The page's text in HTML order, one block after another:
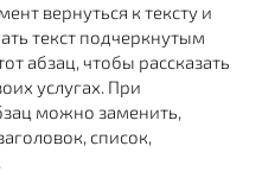
вернуться к тексту и
текст подчеркнутым
абзац, чтобы рассказать
услугах. При
можно заменить,
список,